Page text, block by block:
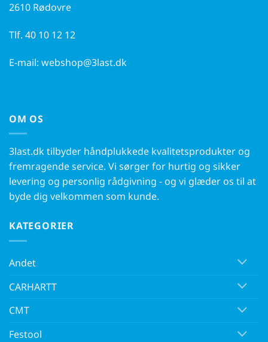
2610 Rødovre
Tlf. 40 10 12 12
E-mail: webshop@3last.dk
OM OS
3last.dk tilbyder håndplukkede kvalitetsprodukter og
fremragende service. Vi sørger for hurtig og sikker
levering og personlig rådgivning - og vi glæder os til at
byde dig velkommen som kunde.
KATEGORIER
Andet
CARHARTT
CMT
Festool